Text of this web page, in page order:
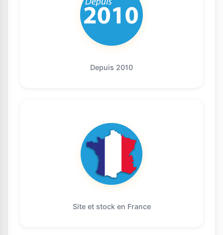
Depuis 2010
Site et stock en France